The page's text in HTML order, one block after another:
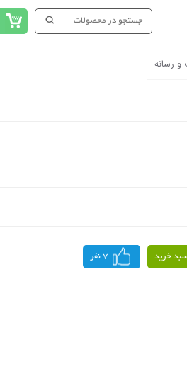
و رسانه
خرید 7 نفر